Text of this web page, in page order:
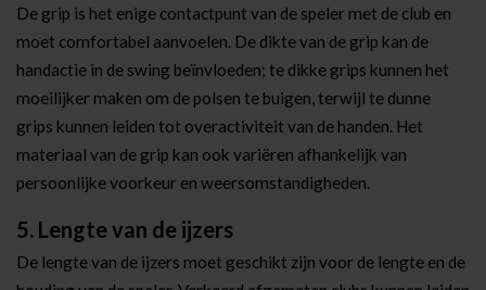
De grip is het enige contactpunt van de speler met de club en
moet comfortabel aanvoelen. De dikte van de grip kan de
handactie in de swing beïnvloeden; te dikke grips kunnen het
moeilijker maken om de polsen te buigen, terwijl te dunne
grips kunnen leiden tot overactiviteit van de handen. Het
materiaal van de grip kan ook variëren afhankelijk van
persoonlijke voorkeur en weersomstandigheden.
5. Lengte van de ijzers
De lengte van de ijzers moet geschikt zijn voor de lengte en de